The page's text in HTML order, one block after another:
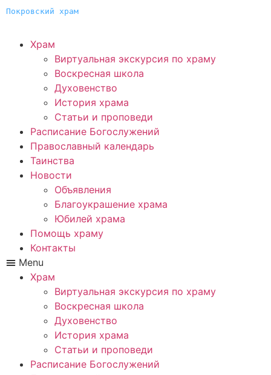
Покровский храм
Храм
Виртуальная экскурсия по храму
Воскресная школа
Духовенство
История храма
Статьи и проповеди
Расписание Богослужений
Православный календарь
Таинства
Новости
Объявления
Благоукрашение храма
Юбилей храма
Помощь храму
Контакты
Menu
Храм
Виртуальная экскурсия по храму
Воскресная школа
Духовенство
История храма
Статьи и проповеди
Расписание Богослужений